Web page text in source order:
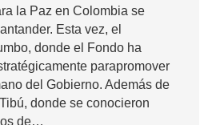
la Paz en Colombia se
Esta vez, el
donde el Fondo ha
parapromover
del Gobierno. Además de
donde se conocieron
de…